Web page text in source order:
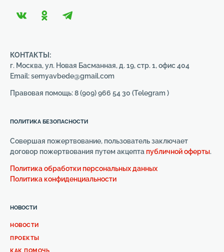
КОНТАКТЫ:
г. Москва, ул. Новая Басманная, д. 19, стр. 1, офис 404
Email: semyavbede@gmail.com
Правовая помощь: 8 (909) 966 54 30 (Telegram )
НОВОСТИ
НОВОСТИ
ПРОЕКТЫ
КАК ПОМОЧЬ
ПОЛИТИКА БЕЗОПАСНОСТИ
Совершая пожертвование, пользователь заключает
договор пожертвования путем акцепта публичной оферты.
Политика обработки персональных данных
Политика конфиденциальности